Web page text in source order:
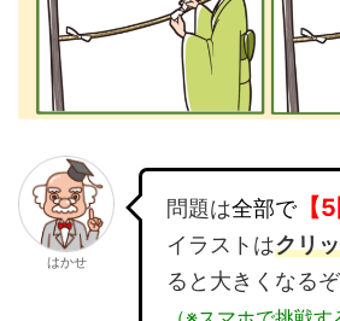
はかせ
問題は全部で【5
イラストはクリ
ると大きくなるぞ